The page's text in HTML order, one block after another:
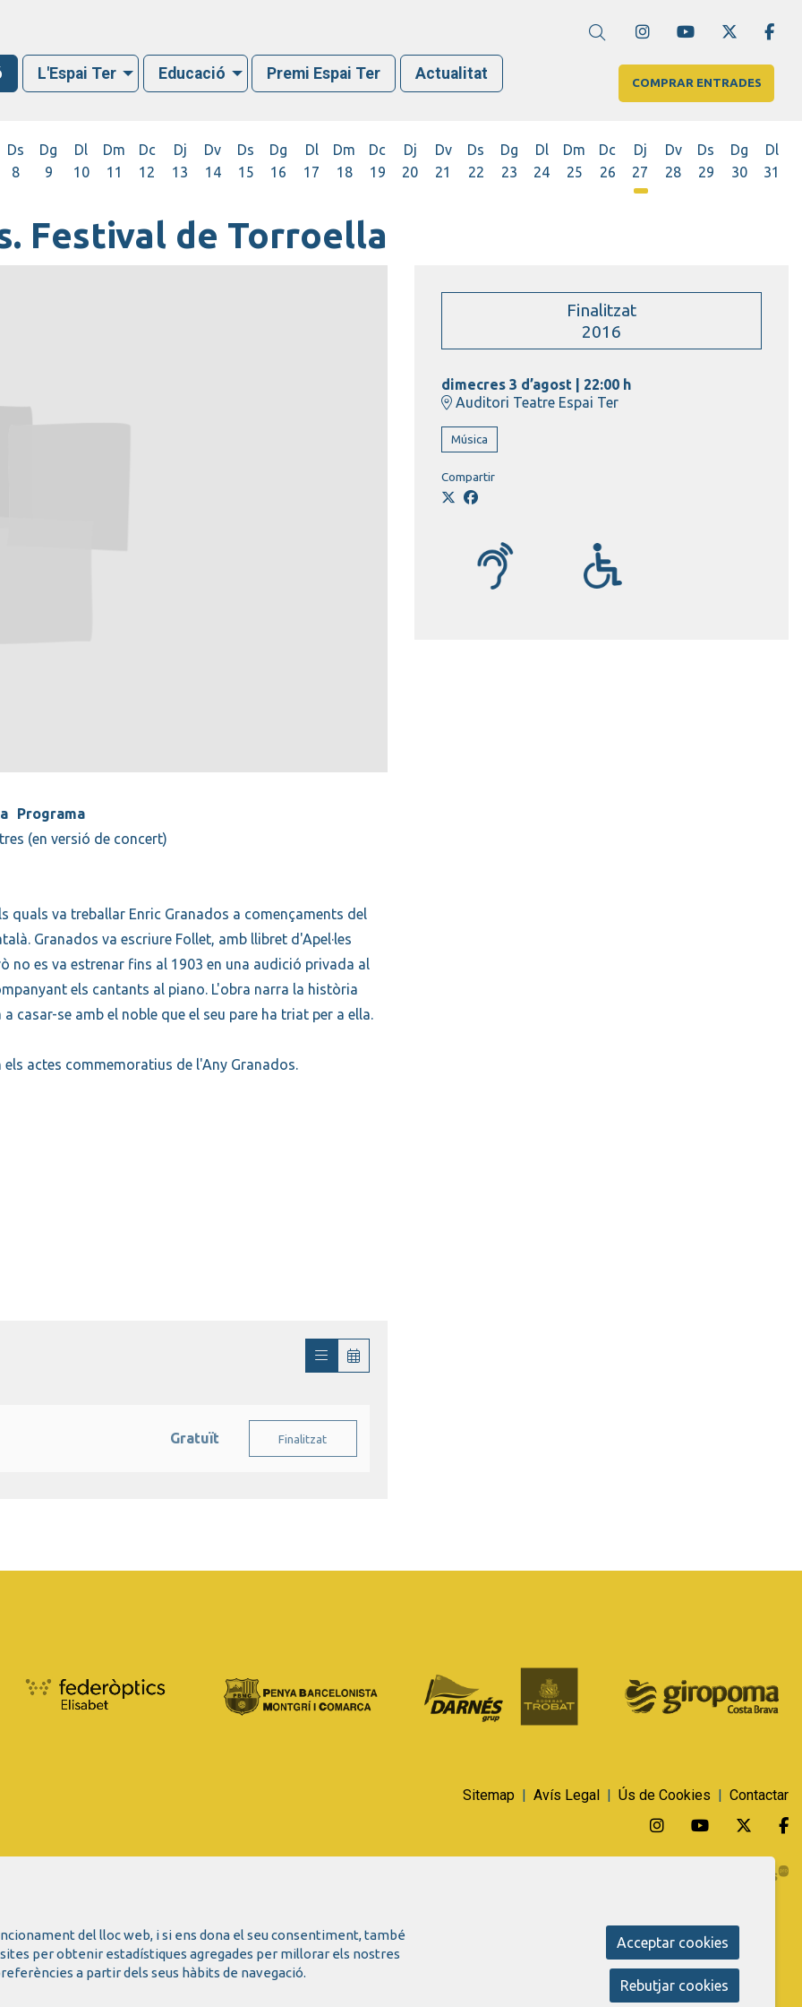
Link a instagram
Link a youtube
Link a
Cerca
COMPRAR ENTRADES
L'Espai Ter Educació Premi Espai Ter Actualitat
Ds
8
Dg
9
Dl
10
Dm
11
Dc
12
Dj
13
Dv
14
Ds
15
Dg
16
Dl
17
Dm
18
Dc
19
Dj
20
Dv
21
Ds
22
Dg
23
Dl
24
Dm
25
Dc
26
Dj
27
Dijous 27 d'agost
Dv
28
Ds
29
Dg
30
Dl
31
Festival de Torroella
Finalitzat
2016
dimecres 3 d’agost
22:00 h
Auditori Teatre Espai Ter
Música
Compartir
Programa
(en versió de concert)
quals va treballar Enric Granados a començaments del
Granados va escriure Follet, amb llibret d'Apel·les
no es va estrenar fins al 1903 en una audició privada al
els cantants al piano. L'obra narra la història
casar-se amb el noble que el seu pare ha triat per a ella.
actes commemoratius de l'Any Granados.
Gratuït Finalitzat
Sitemap Avís Legal Ús de Cookies Contactar
Link a instagram
Link a Link
del lloc web, i si ens dona el seu consentiment, també
per obtenir estadístiques agregades per millorar els nostres
a partir dels seus hàbits de navegació.
Acceptar cookies
Rebutjar cookies